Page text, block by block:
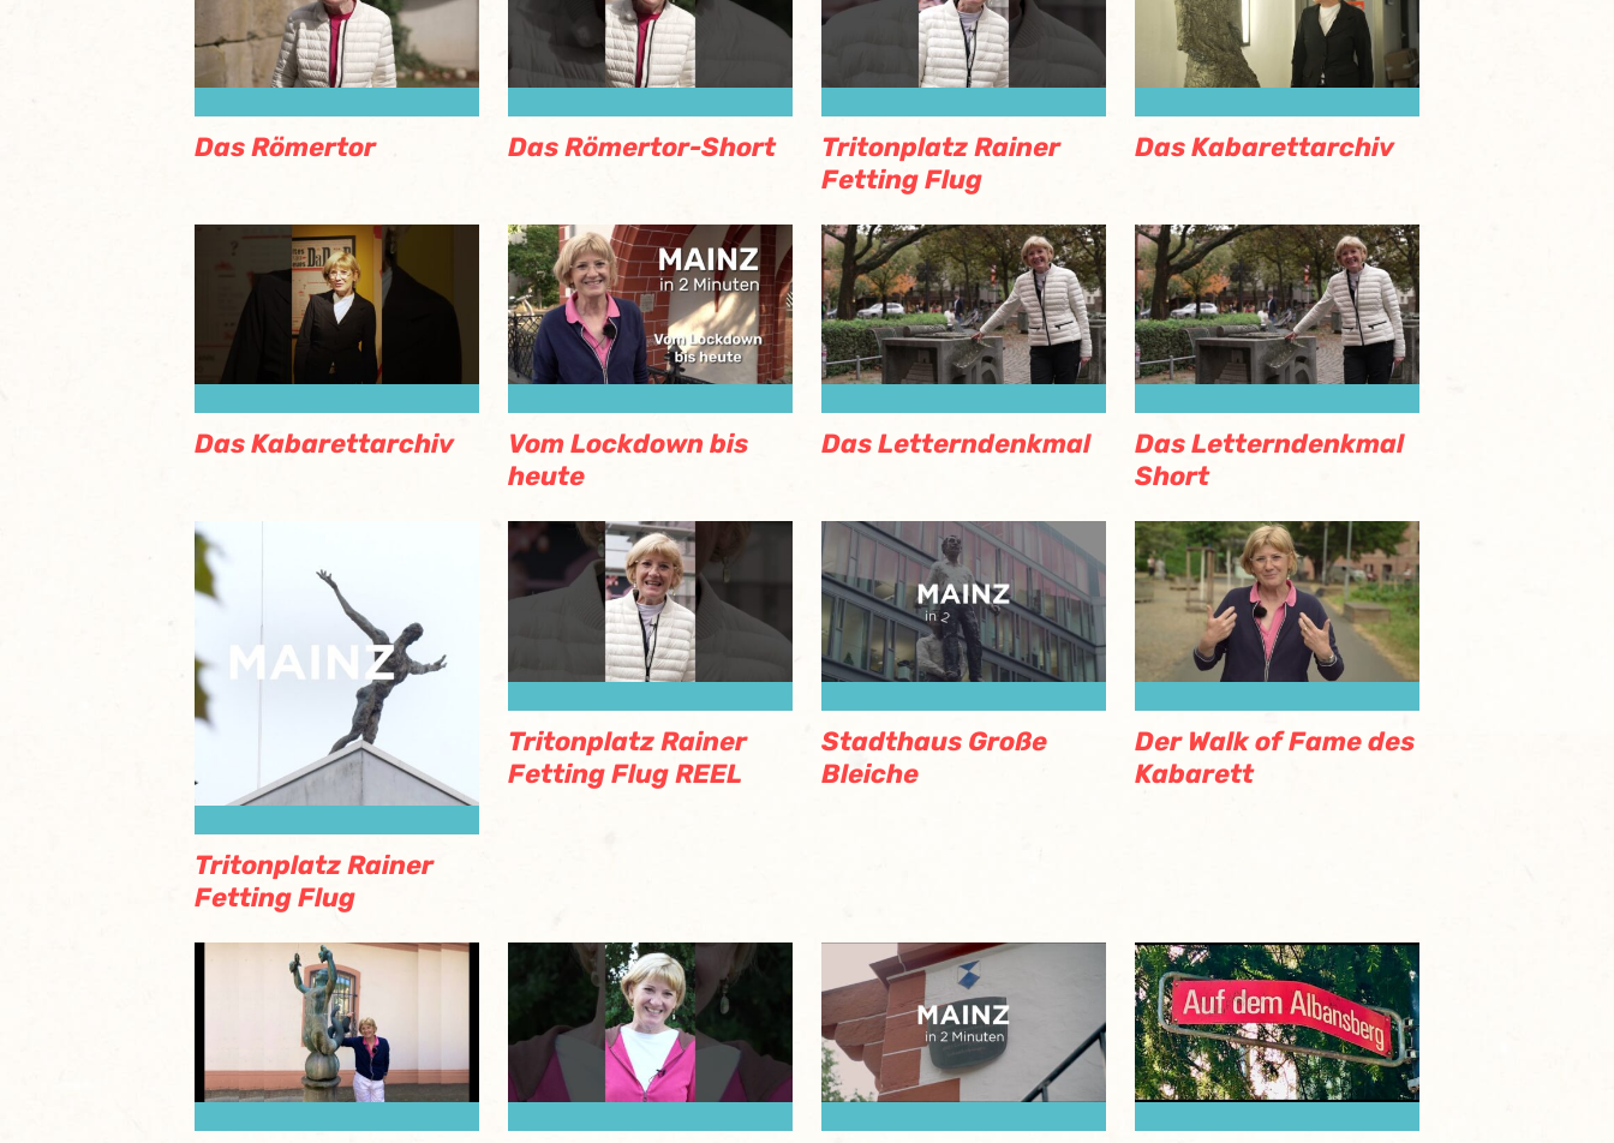
Das Römertor Das Römertor-Short
Tritonplatz Rainer
Fetting Flug
Das Kabarettarchiv
Das Kabarettarchiv
Vom Lockdown bis
heute
Das Letterndenkmal
Das Letterndenkmal
Short
Tritonplatz Rainer
Fetting Flug
Tritonplatz Rainer
Fetting Flug REEL
Stadthaus Große
Bleiche
Der Walk of Fame des
Kabarett